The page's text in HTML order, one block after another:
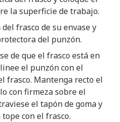
la superficie de trabajo.
frasco de su envase y
del punzón.
de que el frasco está en
el punzón con el
frasco. Mantenga recto el
con firmeza sobre el
el tapón de goma y
con el frasco.